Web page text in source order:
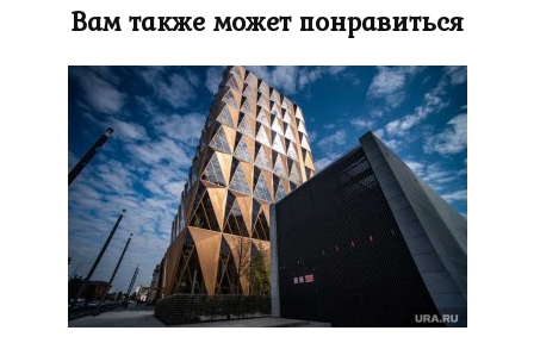
Вам также может понравиться